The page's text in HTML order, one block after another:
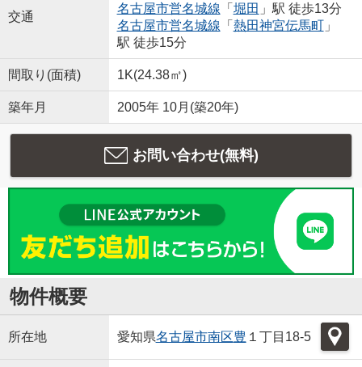
交通
名古屋市営名城線 「 堀田 」駅 徒歩13分
名古屋市営名城線 「 熱田神宮伝馬町」
駅 徒歩15分
間取り(面積) 1K(24.38㎡)
築年月 2005年 10月(築20年)
お問い合わせ(無料)
物件概要
所在地 愛知県名古屋市南区豊 １丁目18-5